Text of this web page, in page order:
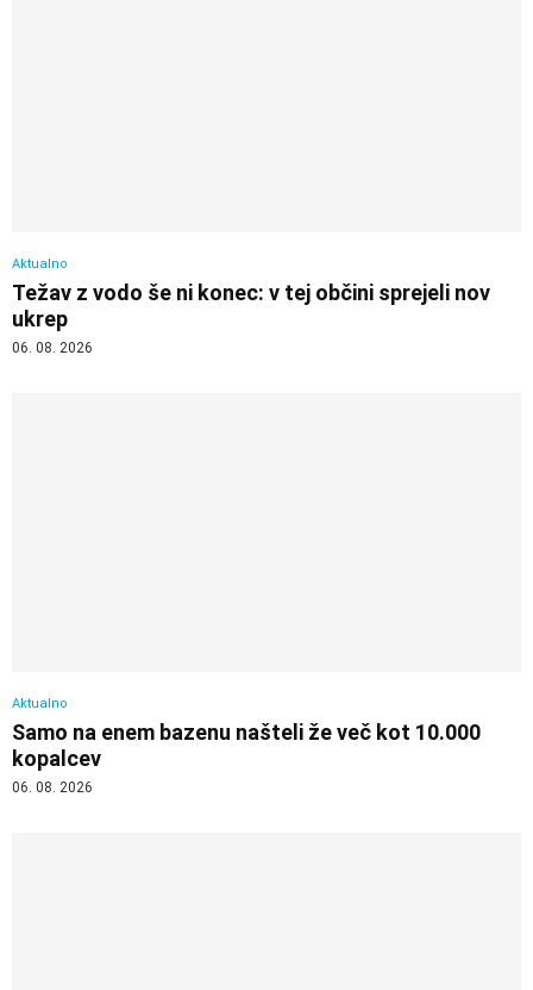
Aktualno
Težav z vodo še ni konec: v tej občini sprejeli nov
ukrep
06. 08. 2026
Aktualno
Samo na enem bazenu našteli že več kot 10.000
kopalcev
06. 08. 2026